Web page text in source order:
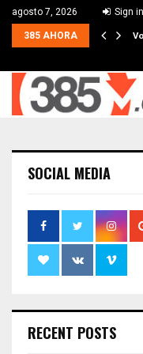
agosto 7, 2026 Sign
385 AHORA
SOCIAL MEDIA
RECENT POSTS